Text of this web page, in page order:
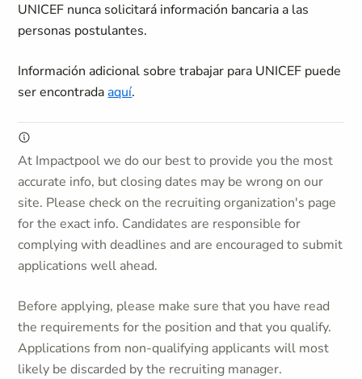
UNICEF nunca solicitará información bancaria a las
personas postulantes.
Información adicional sobre trabajar para UNICEF puede
ser encontradaaquí.
At Impactpool we do our best to provide you the most
accurate info, but closing dates may be wrong on our
site. Please check on the recruiting organization's page
for the exact info. Candidates are responsible for
complying with deadlines and are encouraged to submit
applications well ahead.
Before applying, please make sure that you have read
the requirements for the position and that you qualify.
Applications from non-qualifying applicants will most
likely be discarded by the recruiting manager.